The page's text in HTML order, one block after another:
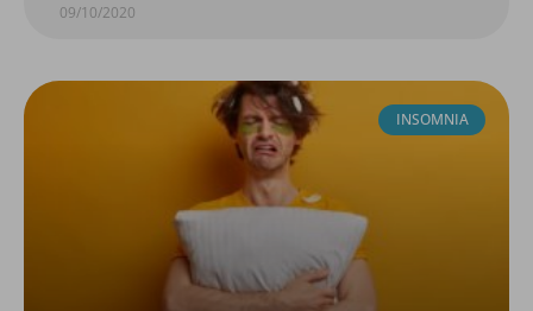
09/10/2020
INSOMNIA